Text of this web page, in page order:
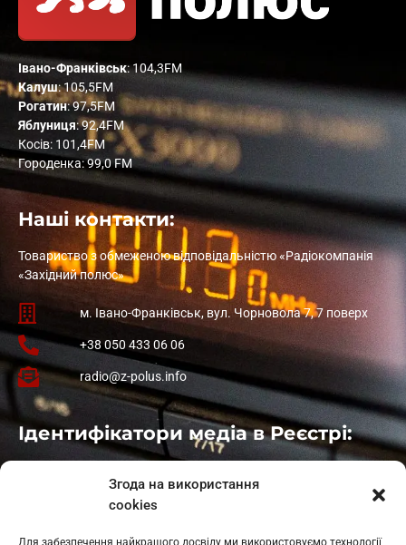
Згода на використання
cookies
Для забезпечення найкращого досвіду ми використовуємо технології,
Івано-Франківськ: 104,3FM
Калуш: 105,5FM
Рогатин: 97,5FM
Яблуниця: 92,4FM
Косів: 101,4FM
Городенка: 99,0 FM
Наші контакти:
Товариство з обмеженою відповідальністю «Радіокомпанія
«Західний полюс»
м. Івано-Франківськ, вул. Чорновола 7, 7 поверх
+38 050 433 06 06
radio@z-polus.info
Ідентифікатори медіа в Реєстрі:
: L11-01410
: L11-01801